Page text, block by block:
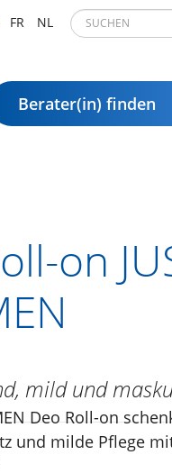
FR NL
Berater(in) finden
on
mild und
Deo Roll-on
und milde Pflege